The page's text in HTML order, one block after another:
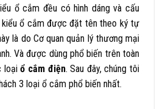
ổ cắm đều có hình dáng và cấu
kiểu ổ cắm được đặt tên theo ký tự
là do Cơ quan quản lý thương mại
Và được dùng phổ biến trên toàn
loạiổ cắm điện. Sau đây, chúng tôi
3 loại ổ cắm phổ biến nhất.